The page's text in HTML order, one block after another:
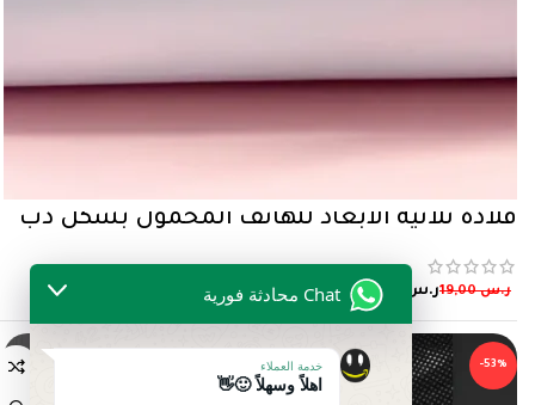
قلادة ثلاثية الأبعاد للهاتف المحمول بشكل دب
ر.س19,00 ر.س
-53%
Chat محادثة فورية
خدمة العملاء
اهلاً وسهلاً 🙂👋